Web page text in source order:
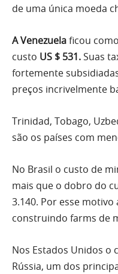
de uma única moeda
A Venezuelaficou
custo US $ 531.Suas
fortemente
preços incrivelmente
Trinidad, Tobago,
são os países com
No Brasil o custo de
mais que o dobro do
3.140. Por esse
construindo farms de
Nos Estados Unidos o
Rússia, um dos